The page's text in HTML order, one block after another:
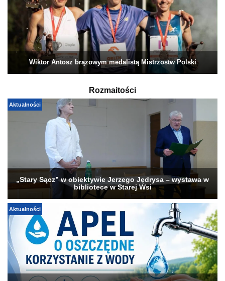
Wiktor Antosz brązowym medalistą Mistrzostw Polski
Rozmaitości
Aktualności
„Stary Sącz” w obiektywie Jerzego Jędrysa – wystawa w
bibliotece w Starej Wsi
Aktualności